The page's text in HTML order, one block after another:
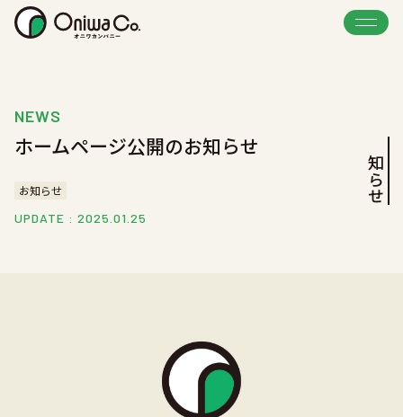
NEWS
ホームページ公開のお知らせ
お知らせ
UPDATE : 2025.01.25
お知らせ